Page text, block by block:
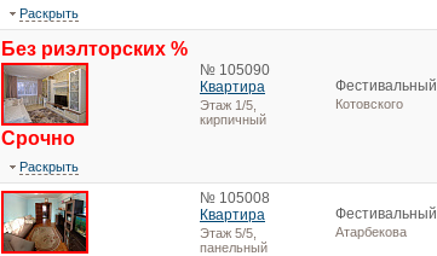
Раскрыть
Без риэлторских %
Срочно
№ 105090
Квартира
Этаж 1/5,
кирпичный
Фестивальный
Котовского
Раскрыть
№ 105008
Квартира
Этаж 5/5,
панельный
Фестивальный
Атарбекова